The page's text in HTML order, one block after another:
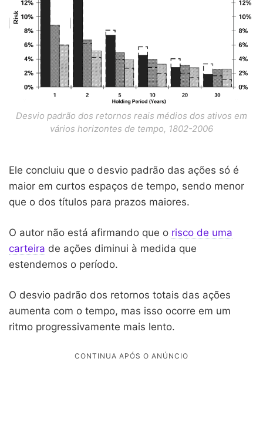
Desvio padrão dos retornos reais médios dos ativos em
vários horizontes de tempo, 1802-2006
Ele concluiu que o desvio padrão das ações só é
maior em curtos espaços de tempo, sendo menor
que o dos títulos para prazos maiores.
O autor não está afirmando que o risco de uma
carteira de ações diminui à medida que
estendemos o período.
O desvio padrão dos retornos totais das ações
aumenta com o tempo, mas isso ocorre em um
ritmo progressivamente mais lento.